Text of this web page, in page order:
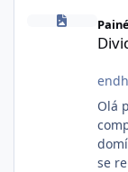
Dividir Lagom
Olá
se